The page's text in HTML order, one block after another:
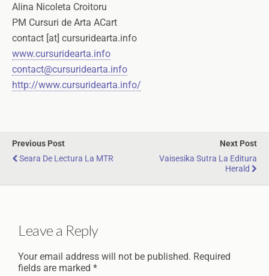
Alina Nicoleta Croitoru
PM Cursuri de Arta ACart
contact [at] cursuridearta.info
www.cursuridearta.info
contact@cursuridearta.info
http://www.cursuridearta.info/
Previous Post
Seara De Lectura La MTR
Next Post
Vaisesika Sutra La Editura
Herald
Leave a Reply
Your email address will not be published. Required
fields are marked *